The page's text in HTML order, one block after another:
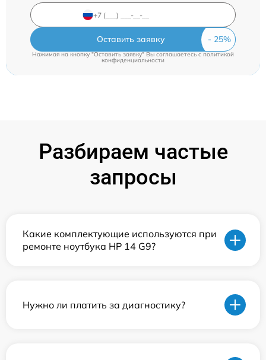
Оставить заявку
Нажимая на кнопку "Оставить заявку" Вы соглашаетесь cполитикой
конфиденциальности
Разбираем частые
запросы
Какие комплектующие используются при
ремонте ноутбука HP 14 G9?
Нужно ли платить за диагностику?